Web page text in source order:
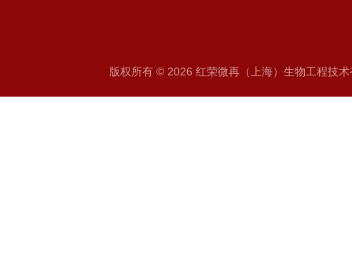
版权所有 © 2026 红荣微再（上海）生物工程技